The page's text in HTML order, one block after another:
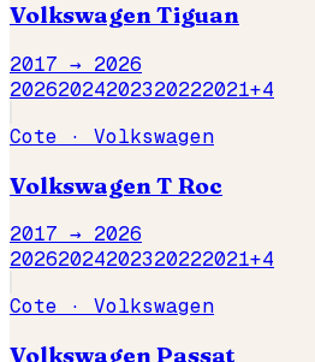
VolkswagenTiguan
2017 → 2026
20262024202320222021+4
Cote · Volkswagen
Volkswagen T Roc
2017 → 2026
20262024202320222021+4
Cote · Volkswagen
Volkswagen Passat